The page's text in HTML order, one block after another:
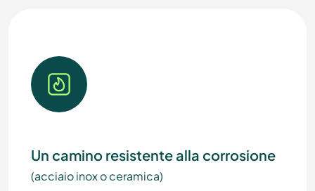
Un camino resistente alla corrosione
(acciaio inox o ceramica)